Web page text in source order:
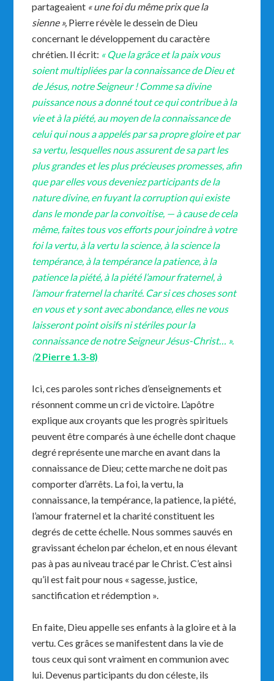
partageaient « une foi du même prix que la
sienne », Pierre révèle le dessein de Dieu
concernant le développement du caractère
chrétien. Il écrit: « Que la grâce et la paix vous
soient multipliées par la connaissance de Dieu et
de Jésus, notre Seigneur ! Comme sa divine
puissance nous a donné tout ce qui contribue à la
vie et à la piété, au moyen de la connaissance de
celui qui nous a appelés par sa propre gloire et par
sa vertu, lesquelles nous assurent de sa part les
plus grandes et les plus précieuses promesses, afin
que par elles vous deveniez participants de la
nature divine, en fuyant la corruption qui existe
dans le monde par la convoitise, — à cause de cela
même, faites tous vos efforts pour joindre à votre
foi la vertu, à la vertu la science, à la science la
tempérance, à la tempérance la patience, à la
patience la piété, à la piété l’amour fraternel, à
l’amour fraternel la charité. Car si ces choses sont
en vous et y sont avec abondance, elles ne vous
laisseront point oisifs ni stériles pour la
connaissance de notre Seigneur Jésus-Christ… ».
(2 Pierre 1.3-8)
Ici, ces paroles sont riches d’enseignements et
résonnent comme un cri de victoire. L’apôtre
explique aux croyants que les progrès spirituels
peuvent être comparés à une échelle dont chaque
degré représente une marche en avant dans la
connaissance de Dieu; cette marche ne doit pas
comporter d’arrêts. La foi, la vertu, la
connaissance, la tempérance, la patience, la piété,
l’amour fraternel et la charité constituent les
degrés de cette échelle. Nous sommes sauvés en
gravissant échelon par échelon, et en nous élevant
pas à pas au niveau tracé par le Christ. C’est ainsi
qu’il est fait pour nous « sagesse, justice,
sanctification et rédemption ».
En faite, Dieu appelle ses enfants à la gloire et à la
vertu. Ces grâces se manifestent dans la vie de
tous ceux qui sont vraiment en communion avec
lui. Devenus participants du don céleste, ils